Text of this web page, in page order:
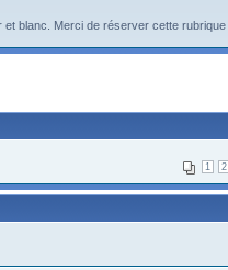
blanc. Merci de réserver cette rubrique
1 2